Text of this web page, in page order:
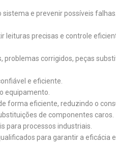
e prevenir possíveis falhas.
leituras precisas e controle
corrigidos, peças
e eficiente.
equipamento.
forma eficiente, reduzindo o
de componentes caros.
para processos industriais.
para garantir a eficácia